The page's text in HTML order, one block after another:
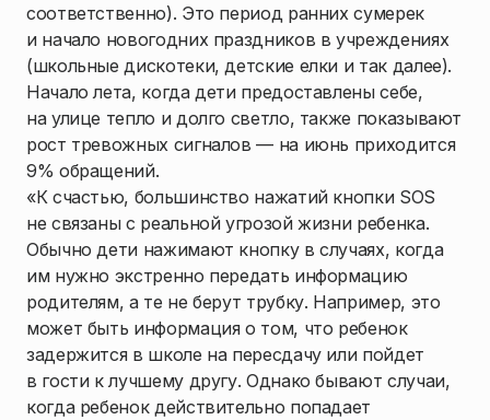
соответственно). Это период ранних сумерек
и начало новогодних праздников в учреждениях
(школьные дискотеки, детские елки и так далее).
Начало лета, когда дети предоставлены себе,
на улице тепло и долго светло, также показывают
рост тревожных сигналов — на июнь приходится
9% обращений.
«К счастью, большинство нажатий кнопки SOS
не связаны с реальной угрозой жизни ребенка.
Обычно дети нажимают кнопку в случаях, когда
им нужно экстренно передать информацию
родителям, а те не берут трубку. Например, это
может быть информация о том, что ребенок
задержится в школе на пересдачу или пойдет
в гости к лучшему другу. Однако бывают случаи,
когда ребенок действительно попадает